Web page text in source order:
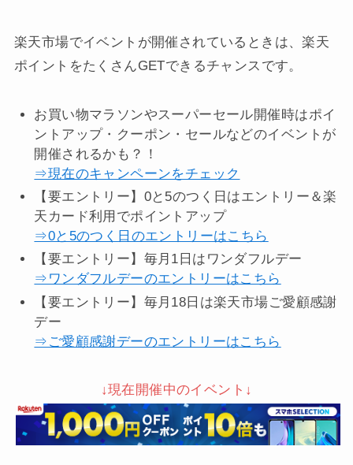
楽天市場でイベントが開催されているときは、楽天
ポイントをたくさんGETできるチャンスです。
お買い物マラソンやスーパーセール開催時はポイ
ントアップ・クーポン・セールなどのイベントが
開催されるかも？！
⇒現在のキャンペーンをチェック
【要エントリー】0と5のつく日はエントリー＆楽
天カード利用でポイントアップ
⇒0と5のつく日のエントリーはこちら
【要エントリー】毎月1日はワンダフルデー
⇒ワンダフルデーのエントリーはこちら
【要エントリー】毎月18日は楽天市場ご愛顧感謝
デー
⇒ご愛顧感謝デーのエントリーはこちら
↓現在開催中のイベント↓